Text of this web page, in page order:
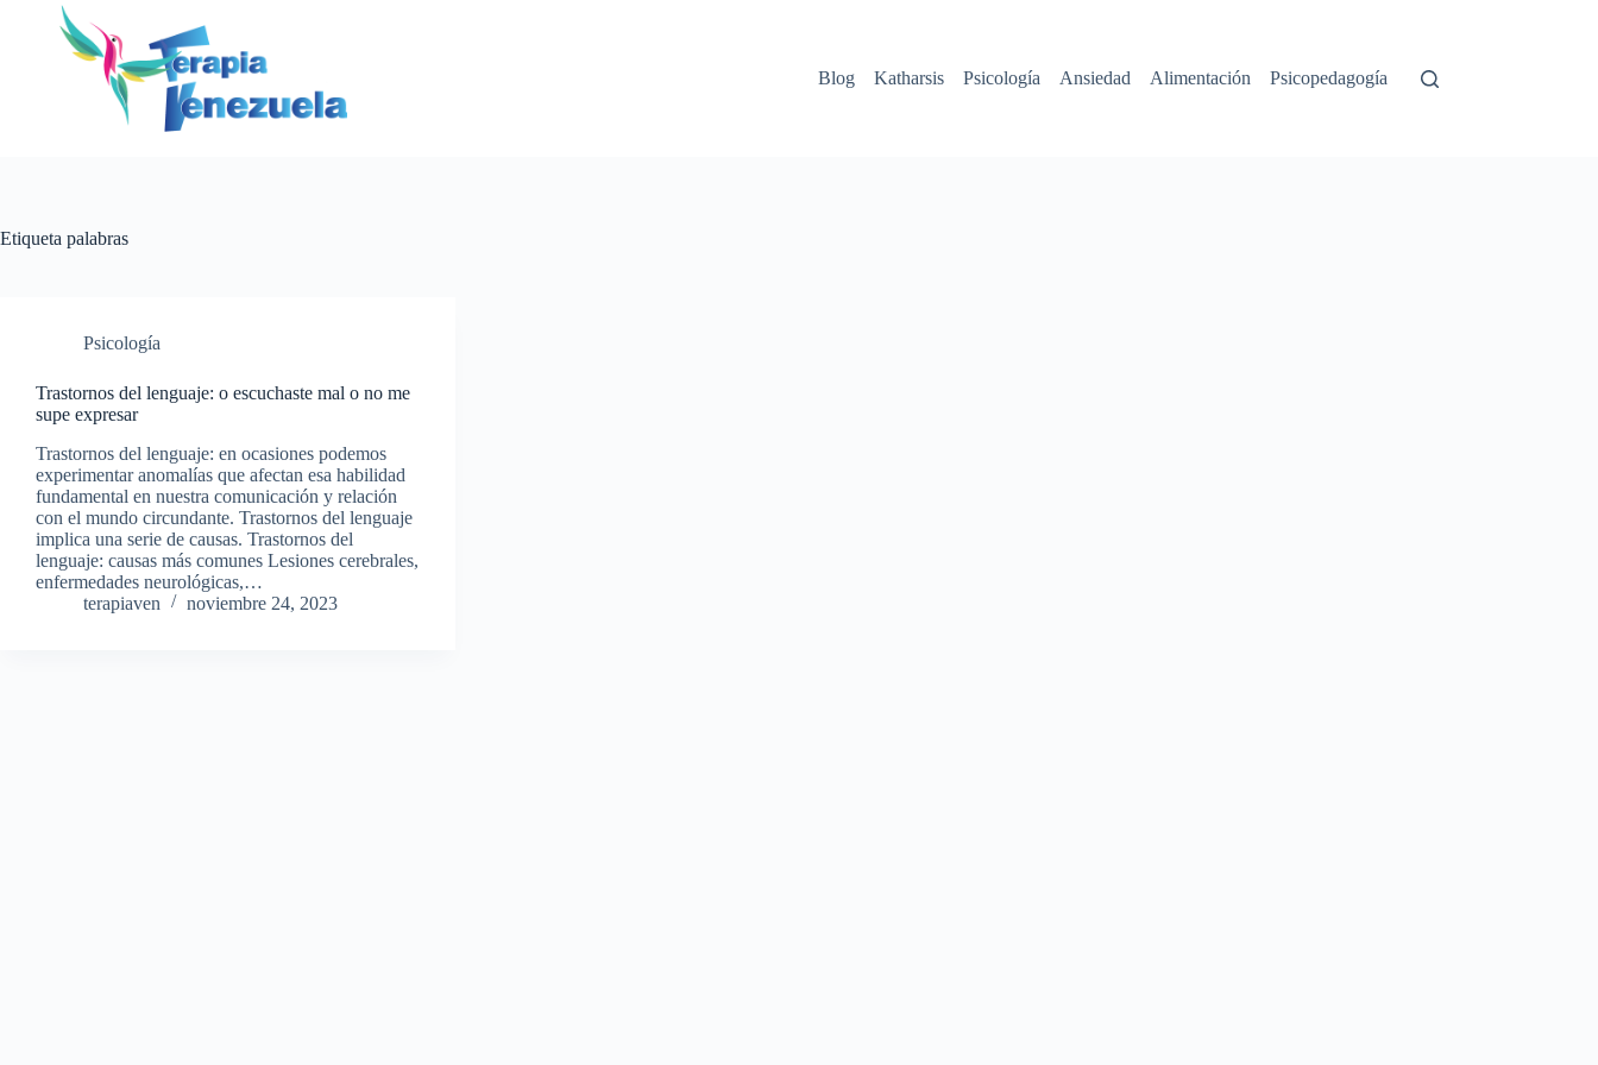
contenido
Blog
Katharsis Psicología Ansiedad Alimentación Psicopedagogía
Etiqueta palabras
Psicología
Trastornos del lenguaje: o escuchaste mal o no me
supe expresar
Trastornos del lenguaje: en ocasiones podemos
experimentar anomalías que afectan esa habilidad
fundamental en nuestra comunicación y relación
con el mundo circundante. Trastornos del lenguaje
implica una serie de causas. Trastornos del
lenguaje: causas más comunes Lesiones cerebrales,
enfermedades neurológicas,…
terapiaven
noviembre 24, 2023